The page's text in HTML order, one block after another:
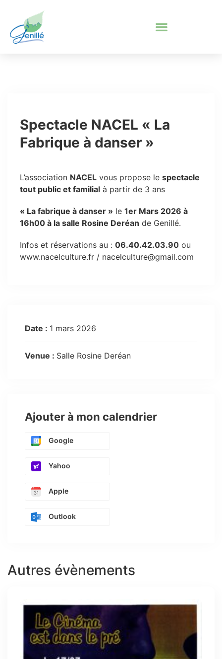
Spectacle NACEL « La
Fabrique à danser »
L’association NACEL vous propose le spectacle
tout public et familial à partir de 3 ans
« La fabrique à danser » le 1er Mars 2026 à
16h00 à la salle Rosine Deréan de Genillé.
Infos et réservations au : 06.40.42.03.90 ou
www.nacelculture.fr / nacelculture@gmail.com
Date : 1 mars 2026
Venue : Salle Rosine Deréan
Ajouter à mon calendrier
Google
Yahoo
Apple
Outlook
Autres évènements